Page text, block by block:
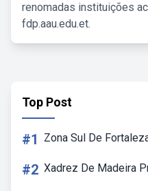
renomadas instituições
fdp.aau.edu.et.
Top Post
#1 Zona Sul De
#2 Xadrez De Madeira